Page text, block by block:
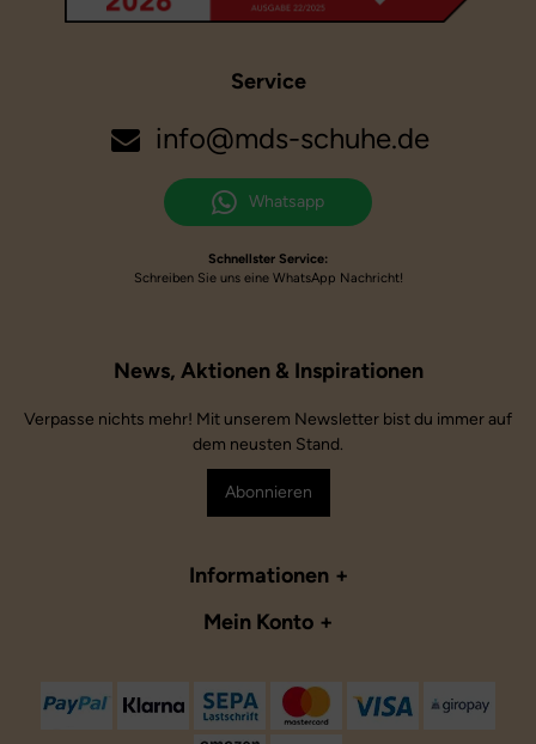
Service
info@mds-schuhe.de
Whatsapp
Schnellster Service:
Schreiben Sie uns eine WhatsApp Nachricht!
Informationen
Mein Konto
Verpasse nichts mehr! Mit unserem Newsletter bist du immer auf
dem neusten Stand.
Abonnieren